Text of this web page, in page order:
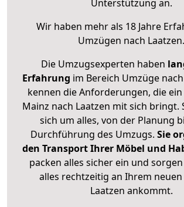
Unterstützung an.
Wir haben mehr als 18 Jahre
Umzügen nach Laatzen.
Die Umzugsexperten haben
Erfahrung im Bereich Umzüge
kennen die Anforderungen, die
Mainz nach Laatzen mit sich bringt.
sich um alles, von der Planung
Durchführung des Umzugs. Sie
den Transport Ihrer Möbel und
packen alles sicher ein und
alles rechtzeitig an Ihrem
Laatzen ankommt.